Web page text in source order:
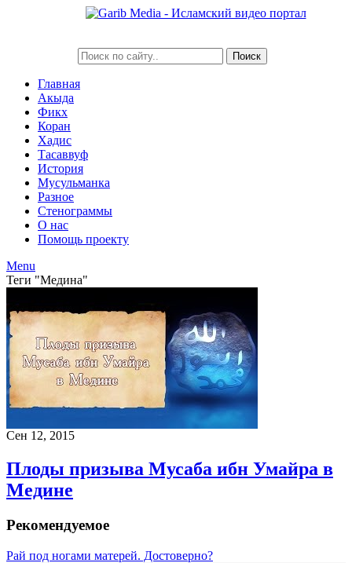
Главная
Акыда
Фикх
Коран
Хадис
Тасаввуф
История
Мусульманка
Разное
Стенограммы
О нас
Помощь проекту
Menu
Теги "Медина"
Сен 12, 2015
Плоды призыва Мусаба ибн Умайра в
Медине
Рекомендуемое
Рай под ногами матерей. Достоверно?